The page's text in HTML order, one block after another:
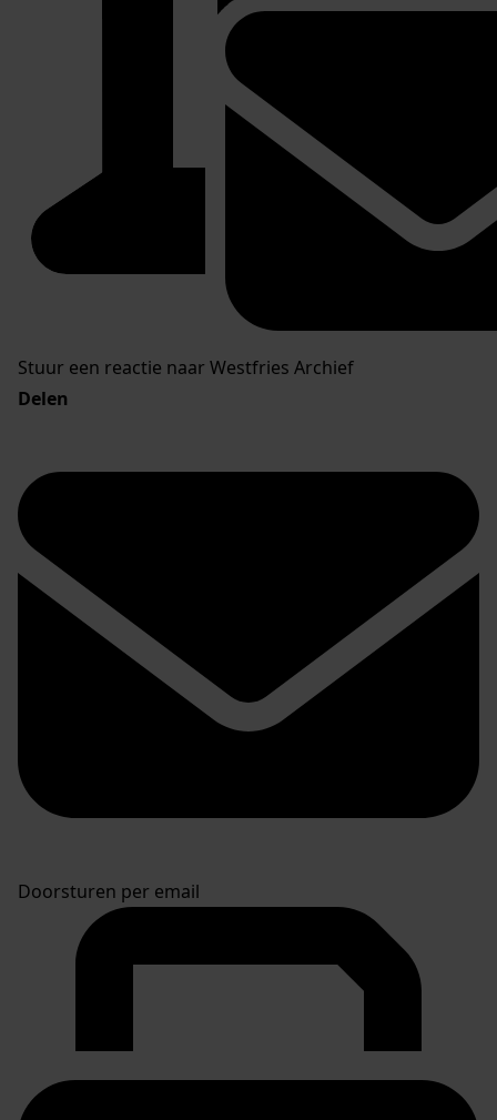
Stuur een reactie naar Westfries Archief
Delen
Doorsturen per email